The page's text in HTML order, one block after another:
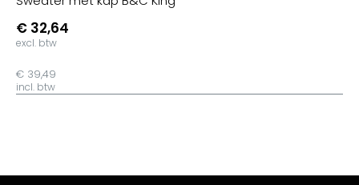
€ 32,64
excl. btw
€ 39,49
incl. btw